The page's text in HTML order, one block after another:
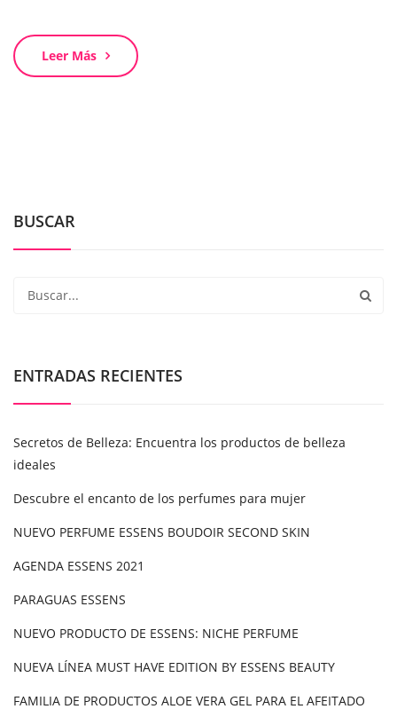
Leer Más
BUSCAR
ENTRADAS RECIENTES
Secretos de Belleza: Encuentra los productos de belleza
ideales
Descubre el encanto de los perfumes para mujer
NUEVO PERFUME ESSENS BOUDOIR SECOND SKIN
AGENDA ESSENS 2021
PARAGUAS ESSENS
NUEVO PRODUCTO DE ESSENS: NICHE PERFUME
NUEVA LÍNEA MUST HAVE EDITION BY ESSENS BEAUTY
FAMILIA DE PRODUCTOS ALOE VERA GEL PARA EL AFEITADO